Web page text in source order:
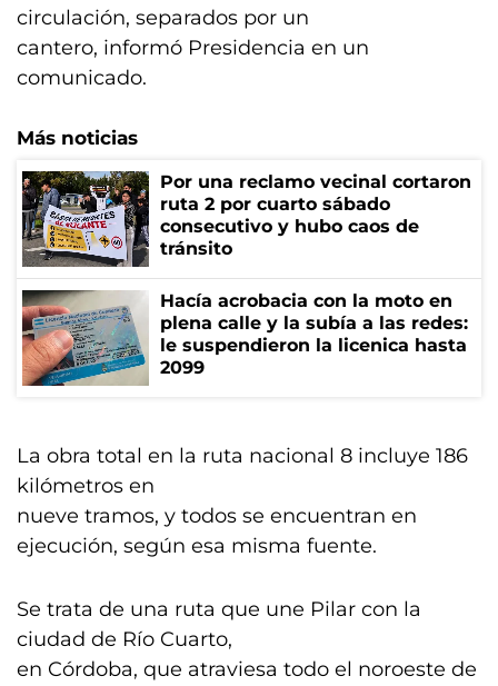
circulación, separados por un
cantero, informó Presidencia en un
comunicado.
Más noticias
Por una reclamo vecinal cortaron
ruta 2 por cuarto sábado
consecutivo y hubo caos de
tránsito
Hacía acrobacia con la moto en
plena calle y la subía a las redes:
le suspendieron la licenica hasta
2099
La obra total en la ruta nacional 8 incluye 186
kilómetros en
nueve tramos, y todos se encuentran en
ejecución, según esa misma fuente.
Se trata de una ruta que une Pilar con la
ciudad de Río Cuarto,
en Córdoba, que atraviesa todo el noroeste de